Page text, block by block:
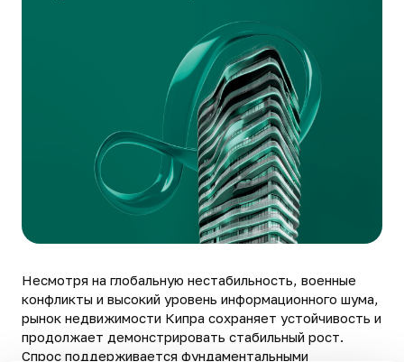
Несмотря на глобальную нестабильность, военные
конфликты и высокий уровень информационного шума,
рынок недвижимости Кипра сохраняет устойчивость и
продолжает демонстрировать стабильный рост.
Спрос поддерживается фундаментальными